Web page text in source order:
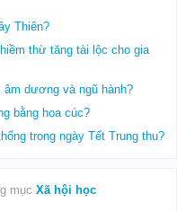
Thiên?
thừ tăng tài lộc cho gia
âm dương và ngũ hành?
bằng hoa cúc?
trong ngày Tết Trung thu?
mục Xã hội học